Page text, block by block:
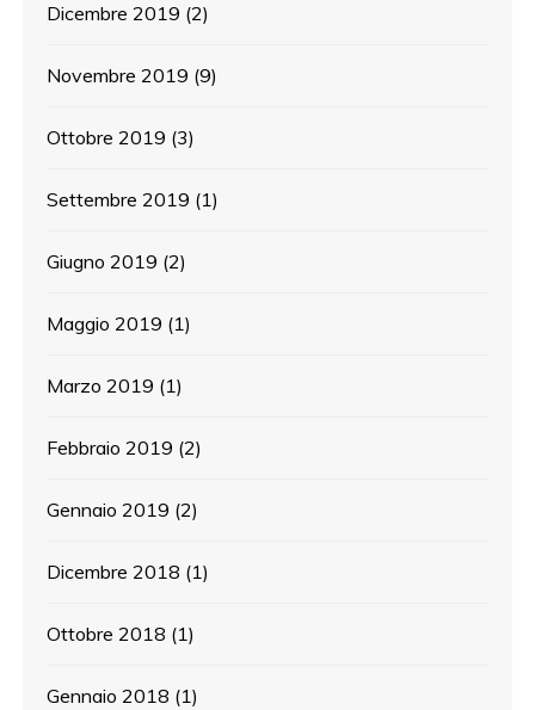
Dicembre 2019 (2)
Novembre 2019 (9)
Ottobre 2019 (3)
Settembre 2019 (1)
Giugno 2019 (2)
Maggio 2019 (1)
Marzo 2019 (1)
Febbraio 2019 (2)
Gennaio 2019 (2)
Dicembre 2018 (1)
Ottobre 2018 (1)
Gennaio 2018 (1)